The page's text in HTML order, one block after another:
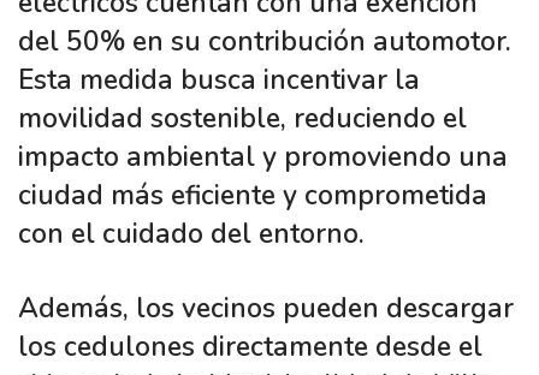
del 50% en su contribución automotor.
Esta medida busca incentivar la
movilidad sostenible, reduciendo el
impacto ambiental y promoviendo una
ciudad más eficiente y comprometida
con el cuidado del entorno.
Además, los vecinos pueden descargar
los cedulones directamente desde el